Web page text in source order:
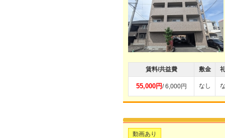
賃料/共益費 敷金
55,000円/ 6,000円 なし
動画あり